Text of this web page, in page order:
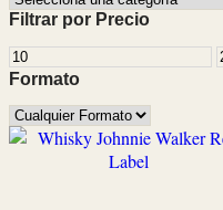
Filtrar por Precio
Precio
mínimo
Formato